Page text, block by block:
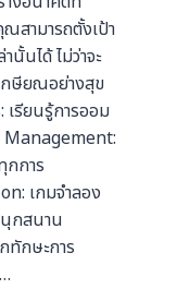
สามารถตั้งเป้า
นั้นได้ ไม่ว่าจะ
กษียณอย่างสุข
รียนรู้การออม
Management:
กการ
เกมจำลอง
กสนาน
กษะการ